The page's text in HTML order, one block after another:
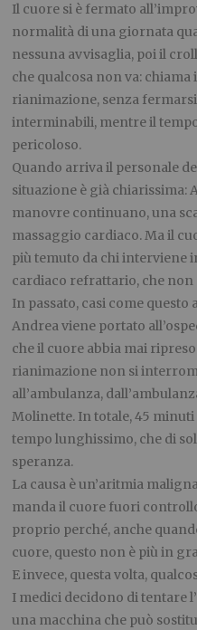
Il cuore si è fermato
normalità di una giornata
nessuna avvisaglia, poi il
che qualcosa non va:
rianimazione, senza
interminabili, mentre il
pericoloso.
Quando arriva il personale
situazione è già chiarissima:
manovre continuano, una
massaggio cardiaco. Ma il
più temuto da chi interviene
cardiaco refrattario, che
In passato, casi come
Andrea viene portato
che il cuore abbia mai
rianimazione non si
all’ambulanza,
Molinette. In totale, 45
tempo lunghissimo, che di
speranza.
La causa è un’aritmia
manda il cuore fuori
proprio perché, anche
cuore, questo non è più in
E invece, questa volta,
I medici decidono di tentare
una macchina che può